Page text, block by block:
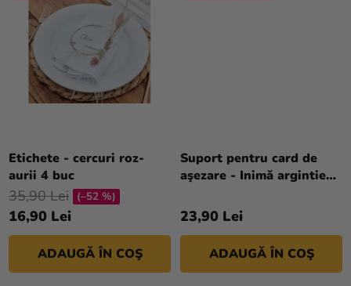
magazinului
Etichete - cercuri roz-
aurii 4 buc
16,90 Lei
35,90 Lei (–52 %)
ADAUGĂ ÎN COŞ
Suport pentru card de
aşezare - Inimă argintie
23,90 Lei
ADAUGĂ ÎN COŞ